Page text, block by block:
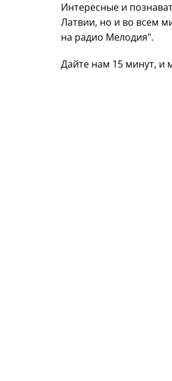
Интересные и
Латвии, но и во всем
на радио Мелодия".
Дайте нам 15 минут, и